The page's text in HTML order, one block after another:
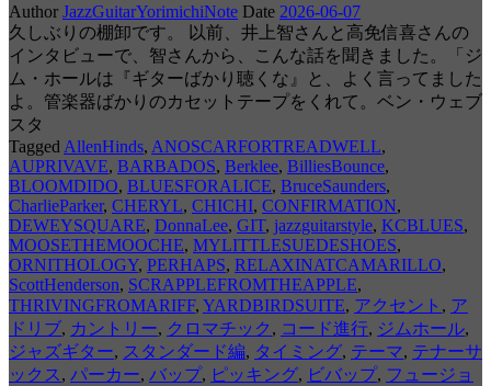
Author JazzGuitarYorimichiNote Date 2026-06-07
久しぶりの棚卸です。 以前、井上智さんと高免信喜さんの
インタビューで、智さんから、こんな話を聞きました。「ジ
ム・ホールは『ギターばかり聴くな』と、よく言ってました
よ。管楽器ばかりのカセットテープをくれて。ベン・ウェブ
スタ
Tagged AllenHinds, ANOSCARFORTREADWELL,
AUPRIVAVE, BARBADOS, Berklee, BilliesBounce,
BLOOMDIDO, BLUESFORALICE, BruceSaunders,
CharlieParker, CHERYL, CHICHI, CONFIRMATION,
DEWEYSQUARE, DonnaLee, GIT, jazzguitarstyle, KCBLUES,
MOOSETHEMOOCHE, MYLITTLESUEDESHOES,
ORNITHOLOGY, PERHAPS, RELAXINATCAMARILLO,
ScottHenderson, SCRAPPLEFROMTHEAPPLE,
THRIVINGFROMARIFF, YARDBIRDSUITE, アクセント , ア
ドリブ, カントリー, クロマチック , コード進行, ジムホール,
ジャズギター, スタンダード編, タイミング, テーマ, テナーサ
ックス , パーカー, バップ, ピッキング, ビバップ, フュージョ